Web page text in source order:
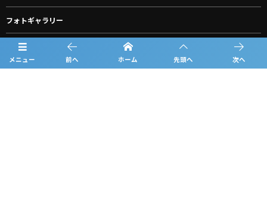
メニュー 前へ ホーム 先頭へ 次へ
フォトギャラリー
お知らせ